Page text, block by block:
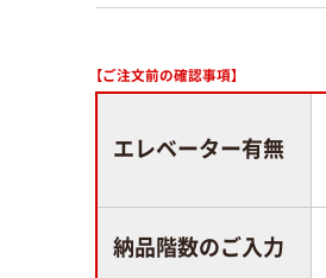
【ご注文前の確認事項】
エレベーター有無
納品階数のご入力